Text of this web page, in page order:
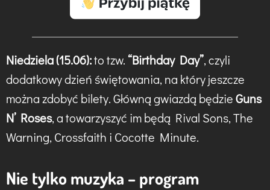
Niedziela (15.06):to tzw.“Birthday Day”, czyli
dodatkowy dzień świętowania, na który jeszcze
można zdobyć bilety. Główną gwiazdą będzieGuns
N’ Roses, a towarzyszyć im będą Rival Sons, The
Warning, Crossfaith i Cocotte Minute.
Nie tylko muzyka – program